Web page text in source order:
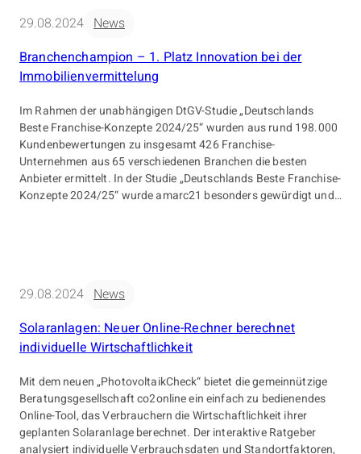
29.08.2024 News
Branchenchampion – 1. Platz Innovation bei der
Immobilienvermittelung
Im Rahmen der unabhängigen DtGV-Studie „Deutschlands
Beste Franchise-Konzepte 2024/25“ wurden aus rund 198.000
Kundenbewertungen zu insgesamt 426 Franchise-
Unternehmen aus 65 verschiedenen Branchen die besten
Anbieter ermittelt. In der Studie „Deutschlands Beste Franchise-
Konzepte 2024/25“ wurde amarc21 besonders gewürdigt und
29.08.2024 News
Solaranlagen: Neuer Online-Rechner berechnet
individuelle Wirtschaftlichkeit
Mit dem neuen „PhotovoltaikCheck“ bietet die gemeinnützige
Beratungsgesellschaft co2online ein einfach zu bedienendes
Online-Tool, das Verbrauchern die Wirtschaftlichkeit ihrer
geplanten Solaranlage berechnet. Der interaktive Ratgeber
analysiert individuelle Verbrauchsdaten und Standortfaktoren,